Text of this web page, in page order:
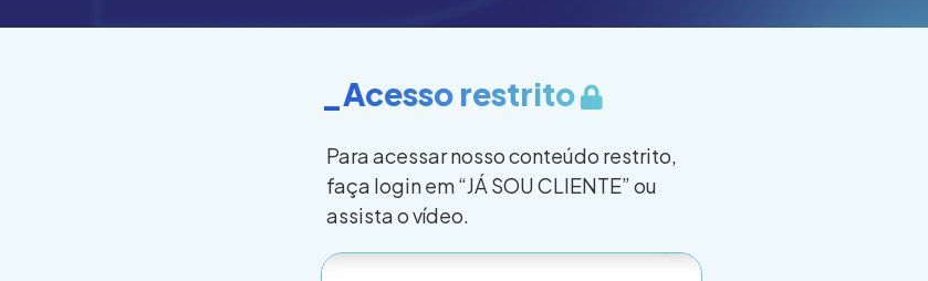
_Acesso restrito
Para acessar nosso conteúdo restrito,
faça login em “JÁ SOU CLIENTE” ou
assista o vídeo.